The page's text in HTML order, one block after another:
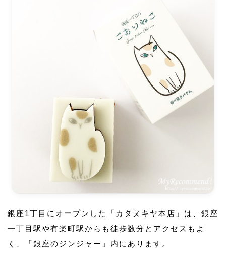
銀座1丁目にオープンした「カタヌキヤ本店」は、銀座
一丁目駅や有楽町駅からも徒歩数分とアクセスもよ
く、「銀座のジンジャー」内にあります。